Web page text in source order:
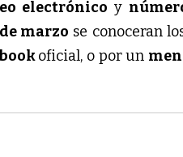
electrónico y
marzo se conoceran
oficial, o por un